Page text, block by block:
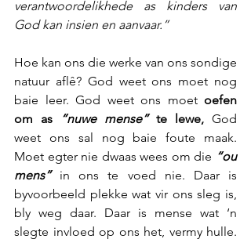
verantwoordelikhede as kinders van
God kan insien en aanvaar.”
Hoe kan ons die werke van ons sondige
natuur aflê? God weet ons moet nog
baie leer. God weet ons moet oefen
om as
“nuwe mense” te lewe, God
weet ons sal nog baie foute maak.
Moet egter nie dwaas wees om die “ou
mens” in ons te voed nie. Daar is
byvoorbeeld plekke wat vir ons sleg is,
bly weg daar. Daar is mense wat ‘n
slegte invloed op ons het, vermy hulle.